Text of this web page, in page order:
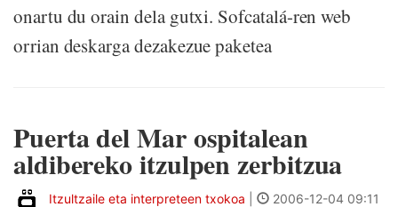
onartu du orain dela gutxi. Sofcatalá-ren web
orrian deskarga dezakezue paketea
Puerta del Mar ospitalean
aldibereko itzulpen zerbitzua
Itzultzaile eta interpreteen txokoa 2006-12-04 09:11